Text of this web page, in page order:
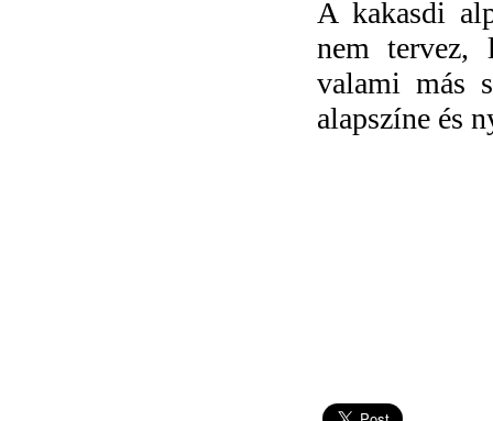
A kakasdi
nem tervez,
valami más
alapszíne és